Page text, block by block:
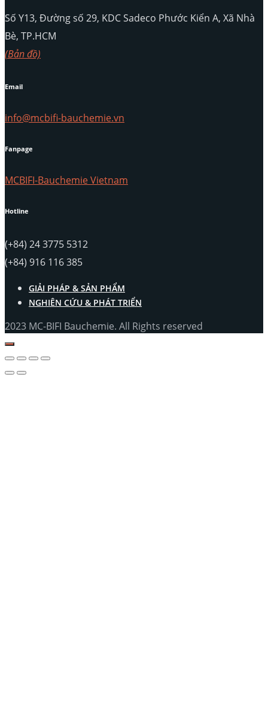
Số Y13, Đường số 29, KDC Sadeco Phước Kiển A, Xã Nhà
Bè, TP.HCM
(Bản đồ)
Email
info@mcbifi-bauchemie.vn
Fanpage
MCBIFI-Bauchemie Vietnam
Hotline
(+84) 24 3775 5312
(+84) 916 116 385
GIẢI PHÁP & SẢN PHẨM
NGHIÊN CỨU & PHÁT TRIỂN
2023 MC-BIFI Bauchemie. All Rights reserved